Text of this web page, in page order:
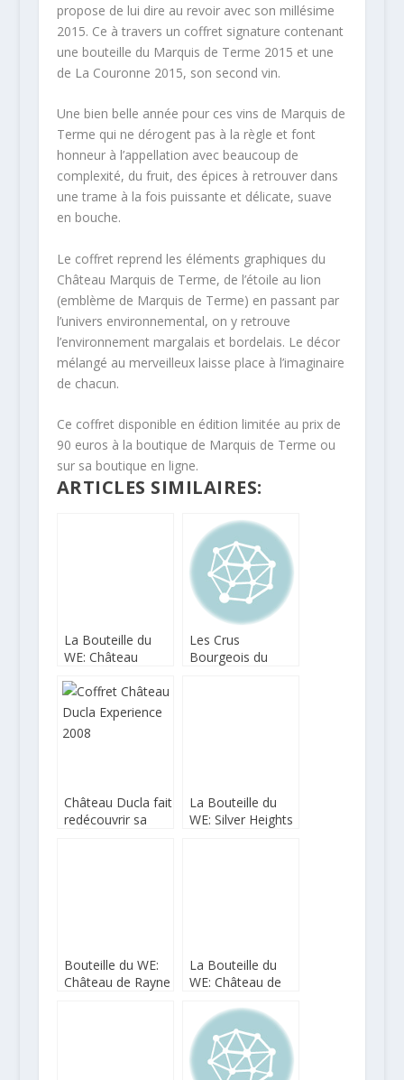
propose de lui dire au revoir avec son millésime
2015. Ce à travers un coffret signature contenant
une bouteille du Marquis de Terme 2015 et une
de La Couronne 2015, son second vin.
Une bien belle année pour ces vins de Marquis de
Terme qui ne dérogent pas à la règle et font
honneur à l’appellation avec beaucoup de
complexité, du fruit, des épices à retrouver dans
une trame à la fois puissante et délicate, suave
en bouche.
Le coffret reprend les éléments graphiques du
Château Marquis de Terme, de l’étoile au lion
(emblème de Marquis de Terme) en passant par
l’univers environnemental, on y retrouve
l’environnement margalais et bordelais. Le décor
mélangé au merveilleux laisse place à l’imaginaire
de chacun.
Ce coffret disponible en édition limitée au prix de
90 euros à la boutique de Marquis de Terme ou
sur sa boutique en ligne.
ARTICLES SIMILAIRES:
La Bouteille du
WE: Château
Les Crus
Bourgeois du
Château Ducla fait
redécouvrir sa
La Bouteille du
WE: Silver Heights
Bouteille du WE:
Château de Rayne
La Bouteille du
WE: Château de
L’Etoile Savagnin
de Cartaux
Bougaud